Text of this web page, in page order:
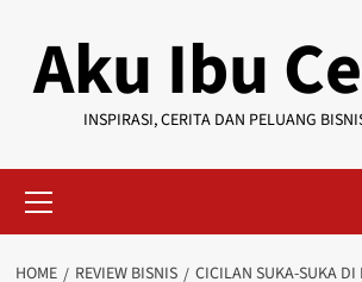
contentAku Ibu
INSPIRASI, CERITA DAN PELUANG
Menu
HOME REVIEW BISNIS
CICILAN SUKA-SUKA DI